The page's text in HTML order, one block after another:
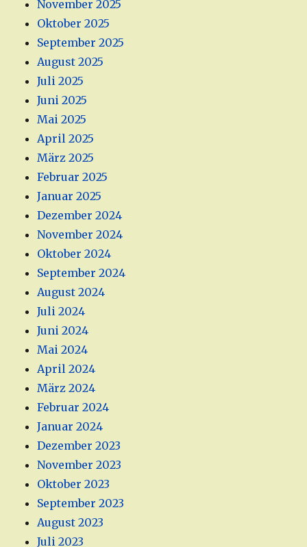
November 2025
Oktober 2025
September 2025
August 2025
Juli 2025
Juni 2025
Mai 2025
April 2025
März 2025
Februar 2025
Januar 2025
Dezember 2024
November 2024
Oktober 2024
September 2024
August 2024
Juli 2024
Juni 2024
Mai 2024
April 2024
März 2024
Februar 2024
Januar 2024
Dezember 2023
November 2023
Oktober 2023
September 2023
August 2023
Juli 2023